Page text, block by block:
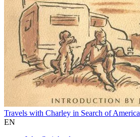
Travels with Charley in Search of America
EN